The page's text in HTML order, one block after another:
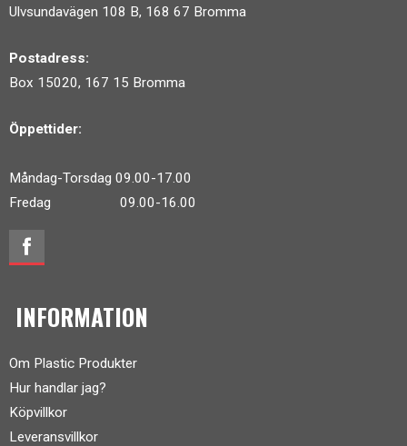
Ulvsundavägen 108 B, 168 67 Bromma
Postadress:
Box 15020, 167 15 Bromma
Öppettider:
Måndag-Torsdag 09.00-17.00
Fredag 09.00-16.00
INFORMATION
Om Plastic Produkter
Hur handlar jag?
Köpvillkor
Leveransvillkor